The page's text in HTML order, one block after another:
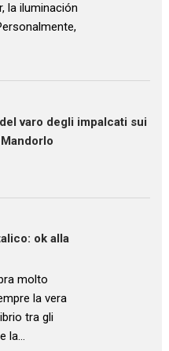
la iluminación
varo degli impalcati sui
ok alla
molto
la vera
tra gli
la…